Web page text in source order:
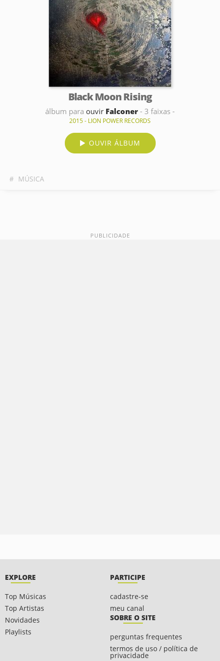
Black Moon Rising
álbum para ouvir Falconer - 3 faixas -
2015 - LION POWER RECORDS
OUVIR ÁLBUM
# MÚSICA
EXPLORE
Top Músicas
Top Artistas
Novidades
Playlists
PARTICIPE
cadastre-se
meu canal
SOBRE O SITE
perguntas frequentes
termos de uso / política de
privacidade